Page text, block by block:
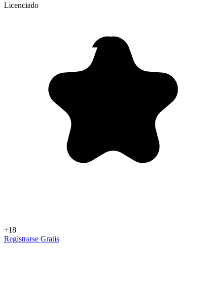
Licenciado
+18
Registrarse Gratis